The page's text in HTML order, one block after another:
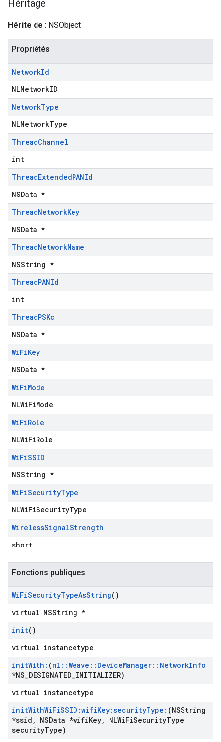
Héritage
Hérite de : NSObject
Propriétés
NetworkId
NLNetworkID
NetworkType
NLNetworkType
ThreadChannel
int
ThreadExtendedPANId
NSData *
ThreadNetworkKey
NSData *
ThreadNetworkName
NSString *
ThreadPANId
int
ThreadPSKc
NSData *
WiFiKey
NSData *
WiFiMode
NLWiFiMode
WiFiRole
NLWiFiRole
WiFiSSID
NSString *
WiFiSecurityType
NLWiFiSecurityType
WirelessSignalStrength
short
Fonctions publiques
WiFiSecurityTypeAsString()
virtual NSString *
init()
virtual instancetype
initWith: (nl ::Weave :: DeviceManager:: NetworkInfo
*NS DESIGNATED INITIALIZER)
virtual instancetype
initWithWiFiSSID:wifiKey:securityType: (NSString
*ssid , NSData *wifiKey, NLWiFiSecurityType
securityType)